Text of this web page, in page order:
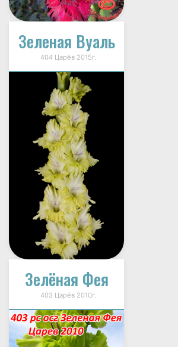
Зеленая Вуаль
404 Царёв 2015г.
Зелёная Фея
403 Царёв 2010г.